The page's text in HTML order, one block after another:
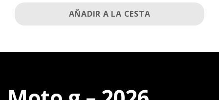
AÑADIR A LA CESTA